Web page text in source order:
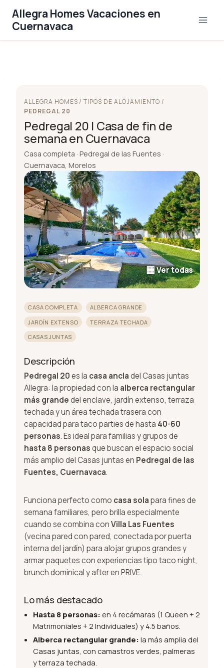
contenido
Allegra Homes Vacaciones en
Cuernavaca
ALLEGRA HOMES / TIPOS DE ALOJAMIENTO /
PEDREGAL 20
Pedregal 20 | Casa de fin de
semana en Cuernavaca
Casa completa · Pedregal de las Fuentes ·
Cuernavaca, Morelos
▦Ver todas
CASA COMPLETA
ALBERCA GRANDE
JARDÍN EXTENSO
TERRAZA TECHADA
CASAS JUNTAS
Descripción
Pedregal 20es la casa ancladel Casas juntas
Allegra: la propiedad con la alberca rectangular
más grandedel enclave, jardín extenso, terraza
techada y un área techada trasera con
capacidad para taco parties de hasta 40-60
personas. Es ideal para familias y grupos de
hasta 8 personasque buscan el espacio social
más amplio del Casas juntas en Pedregal de las
Fuentes, Cuernavaca.
Funciona perfecto como casa solapara fines de
semana familiares, pero brilla especialmente
cuando se combina conVilla Las Fuentes
(vecina pared con pared, conectada por puerta
interna del jardín) para alojar grupos grandes y
armar paquetes con experiencias tipo taco night,
brunch dominical y after en PRIVE.
Lo más destacado
Hasta 8 personas: en 4 recámaras (1 Queen + 2
Matrimoniales + 2 Individuales) y 4.5 baños.
Alberca rectangular grande: la más amplia del
Casas juntas, con camastros verdes, palmeras
y terraza techada.